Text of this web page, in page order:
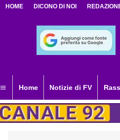
HOME DICONO DI NOI
Home Notizie di FV